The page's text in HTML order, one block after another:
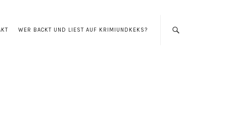
WER BACKT UND LIEST AUF KRIMIUNDKEKS?